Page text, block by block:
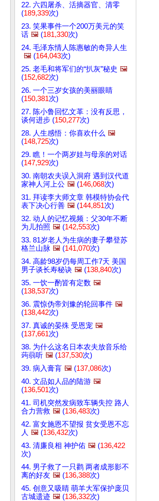
22. 六四屠杀、活摘器官、清零
(189,339次)
23. 笑果事件一个200万美元的笑
话 🖼️ (181,330次)
24. 毛泽东情人陈惠敏的奇异人生
🖼️ (164,043次)
25. 老毛和将军们的“扒灰”秘史 🖼️
(152,682次)
26. 一个三岁女孩的美丽眼睛
(150,381次)
27. 陈小鲁回忆文革：没有反思，
谈何进步 (150,277次)
28. 人生感悟：你喜欢什么 🖼️
(148,725次)
29. 瞧！一个两岁娃与母亲的对话
(147,929次)
30. 南朝农夫误入洞府 遇到汉代道
家神人河上公 🖼️ (146,068次)
31. 拜读李大师文章 韩模特协会代
表下决心行善 🖼️ (144,851次)
32. 动人的记忆视频：父30年不断
为儿拍照 🖼️ (142,553次)
33. 81岁老人为生病的妻子攀登苏
格兰山脉 🖼️ (141,070次)
34. 高龄98岁仍每周工作7天 美国
男子谈长寿秘诀 🖼️ (138,840次)
35. 一饮一酌皆有定数 🖼️
(138,537次)
36. 震惊伪帝刘豫的轮回事件 🖼️
(138,442次)
37. 真诚的晏殊 受恩宠 🖼️
(137,661次)
38. 为什么这名日本农夫放音乐给
蒟蒻听 🖼️ (137,530次)
39. 病入膏肓 🖼️ (137,086次)
40. 文品如人品的陆游 🖼️
(136,501次)
41. 司机突然发病致车辆失控 路人
合力营救 🖼️ (136,483次)
42. 富女施恩不望报 贫女受恩不忘
人 🖼️ (136,432次)
43. 清廉良相 神护佑 🖼️ (136,422
次)
44. 男子救了一只鹳 两者成形影不
离的好友 🖼️ (136,388次)
45. 创意又吸睛 萌羊大军保护庞贝
古城遗迹 🖼️ (136,332次)